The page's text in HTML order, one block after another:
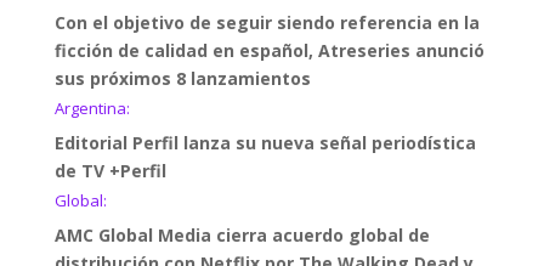
Con el objetivo de seguir siendo referencia en la
ficción de calidad en español, Atreseries anunció
sus próximos 8 lanzamientos
Argentina:
Editorial Perfil lanza su nueva señal periodística
de TV +Perfil
Global:
AMC Global Media cierra acuerdo global de